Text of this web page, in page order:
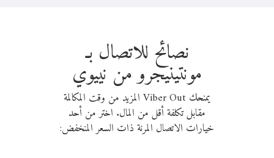
نصائح للاتصال بـ
مونتينيجرو من نييوي
يمنحك Viber Out المزيد من وقت المكالمة
مقابل تكلفة أقل من المال. اختر من أحد
خيارات الاتصال المرنة ذات السعر المنخفض: